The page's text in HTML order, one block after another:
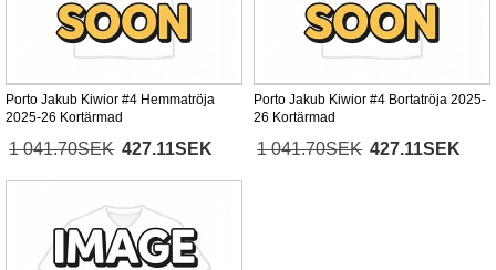
Porto Jakub Kiwior #4 Hemmatröja
2025-26 Kortärmad
1 041.70SEK 427.11SEK
Porto Jakub Kiwior #4 Bortatröja 2025-
26 Kortärmad
1 041.70SEK 427.11SEK